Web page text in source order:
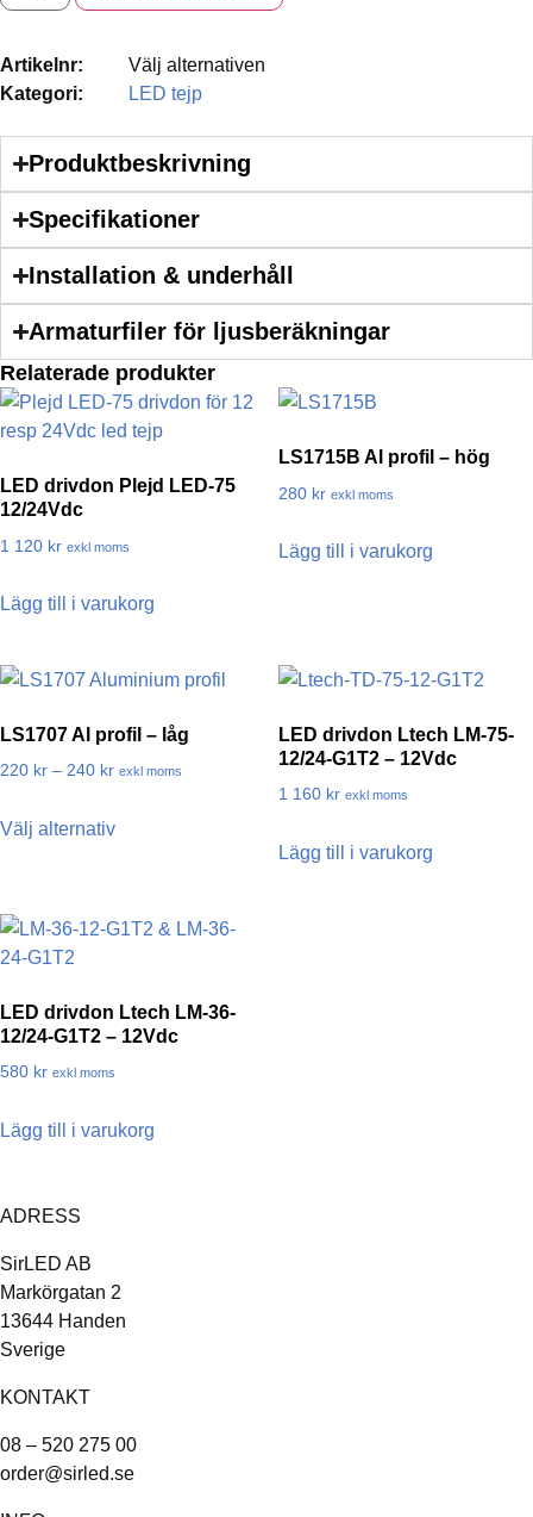
Artikelnr:
Välj alternativen
Kategori:
LED tejp
Produktbeskrivning
Specifikationer
Installation & underhåll
Armaturfiler för ljusberäkningar
Relaterade produkter
LED drivdon Plejd LED-75
12/24Vdc
1 120 kr exkl moms
Lägg till i varukorg
LS1715B Al profil – hög
280 kr exkl moms
Lägg till i varukorg
LS1707 Al profil – låg
220 kr – 240 kr exkl moms
Välj alternativ
LED drivdon Ltech LM-75-
12/24-G1T2 – 12Vdc
1 160 kr exkl moms
Lägg till i varukorg
LED drivdon Ltech LM-36-
12/24-G1T2 – 12Vdc
580 kr exkl moms
Lägg till i varukorg
ADRESS
SirLED AB
Markörgatan 2
13644 Handen
Sverige
KONTAKT
08 – 520 275 00
order@sirled.se